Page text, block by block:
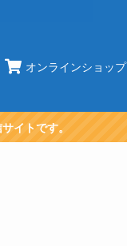
オンラインショップ
イトです。